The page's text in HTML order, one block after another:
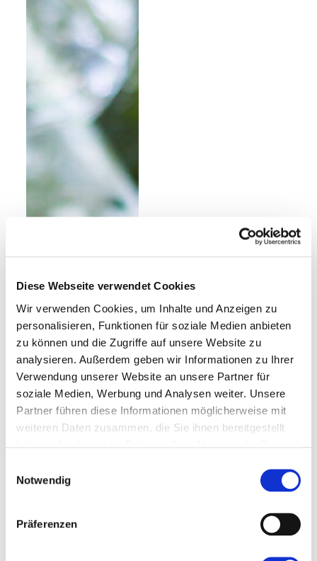
Diese Webseite verwendet Cookies
Wir verwenden Cookies, um Inhalte und Anzeigen zu
personalisieren, Funktionen für soziale Medien anbieten
zu können und die Zugriffe auf unsere Website zu
analysieren. Außerdem geben wir Informationen zu Ihrer
Verwendung unserer Website an unsere Partner für
soziale Medien, Werbung und Analysen weiter. Unsere
Partner führen diese Informationen möglicherweise mit
weiteren Daten zusammen, die Sie ihnen bereitgestellt
Notwendig
Präferenzen